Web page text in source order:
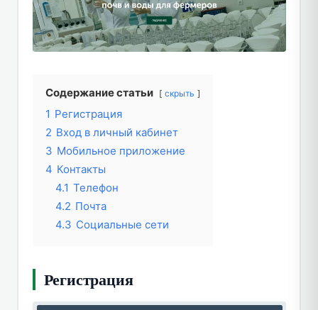
Содержание статьи скрыть
1 Регистрация
2 Вход в личный кабинет
3 Мобильное приложение
4 Контакты
4.1 Телефон
4.2 Почта
4.3 Социальные сети
Регистрация